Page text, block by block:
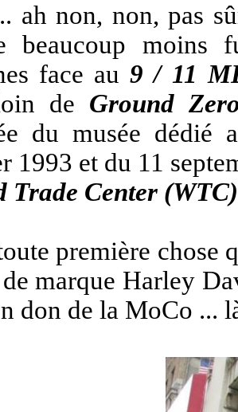
ah non, non, pas
beaucoup
face au9 / 11
de Ground
du musée dédié
1993 et du 11
Trade Center (WTC)
première chose
marque Harley
don de la MoCo ...